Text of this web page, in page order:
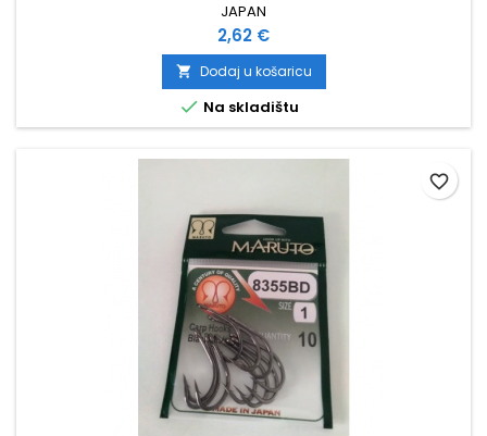
JAPAN
Cijena
2,62 €
 Dodaj u košaricu
 Na skladištu
favorite_border